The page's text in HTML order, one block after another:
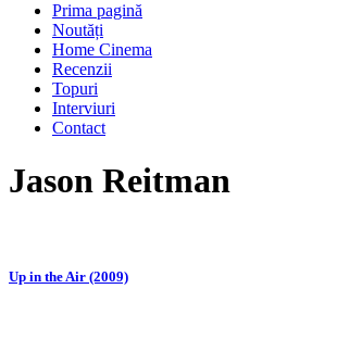
Prima pagină
Noutăți
Home Cinema
Recenzii
Topuri
Interviuri
Contact
Jason Reitman
Up in the Air (2009)